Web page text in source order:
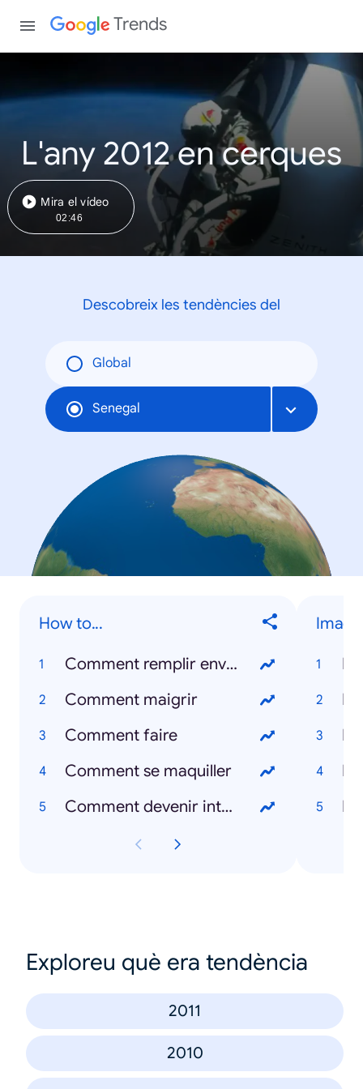
Trends
L'any 2012 en cerques
Mira el vídeo
02:46
Descobreix les tendències del
Global
Senegal
How to...
Comment remplir enveloppe
Comment maigrir
Comment faire
Comment se maquiller
Comment devenir intelligent
Exploreu què era tendència
2011
2010